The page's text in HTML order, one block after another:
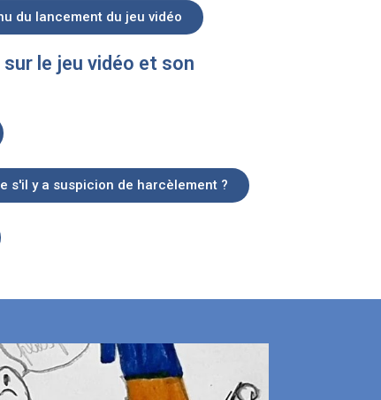
du lancement du jeu vidéo
le jeu vidéo et son
s'il y a suspicion de harcèlement ?